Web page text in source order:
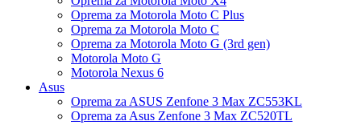
Oprema za Motorola Moto C Plus
Oprema za Motorola Moto C
Oprema za Motorola Moto G (3rd gen)
Motorola Moto G
Motorola Nexus 6
Asus
Oprema za ASUS Zenfone 3 Max ZC553KL
Oprema za Asus Zenfone 3 Max ZC520TL